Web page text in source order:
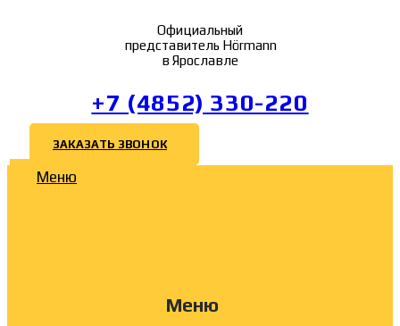
Официальный
представитель Hörmann
в Ярославле
+7 (4852) 330-220
ЗАКАЗАТЬ ЗВОНОК
Меню
Меню